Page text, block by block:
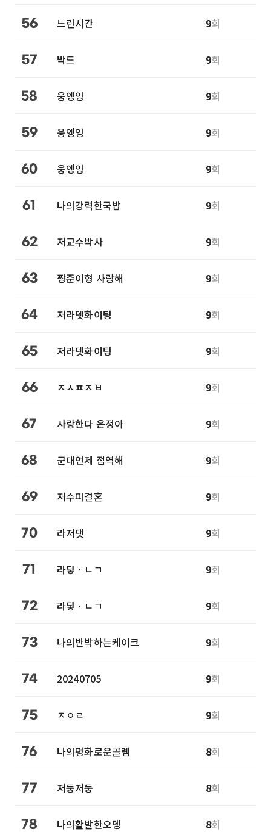
56 느린시간 9회
57 박드 9회
58 웅엥잉 9회
59 웅엥잉 9회
60 웅엥잉 9회
61 나의강력한국밥 9회
62 저교수박사 9회
63 짱준이형 사랑해 9회
64 저라뎃화이팅 9회
65 저라뎃화이팅 9회
66 ㅈㅅㅍㅈㅂ 9회
67 사랑한다 은정아 9회
68 군대언제 점역해 9회
69 저수피결혼 9회
70 라저댓 9회
71 라딯ㆍㄴㄱ 9회
72 라딯ㆍㄴㄱ 9회
73 나의반박하는케이크 9회
74 20240705 9회
75 ㅈㅇㄹ 9회
76 나의평화로운골렘 8회
77 저둥저둥 8회
78 나의활발한오뎅 8회